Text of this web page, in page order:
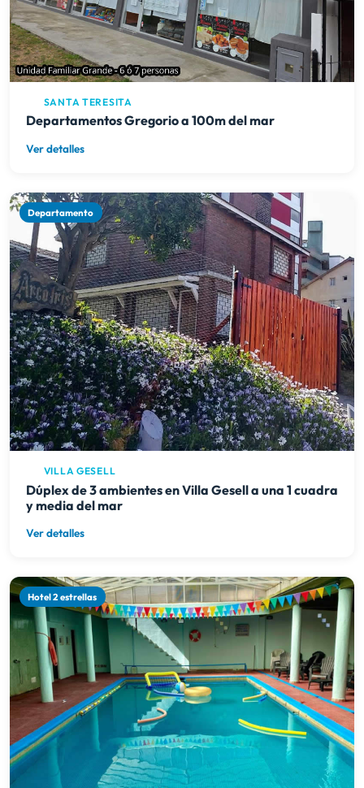
SANTA TERESITA
Departamentos Gregorio a 100m del mar
Ver detalles
Departamento
VILLA GESELL
Dúplex de 3 ambientes en Villa Gesell a una 1 cuadra
y media del mar
Ver detalles
Hotel 2 estrellas